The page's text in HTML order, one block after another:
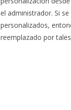
el administrador. Si
personalizados,
reemplazado por